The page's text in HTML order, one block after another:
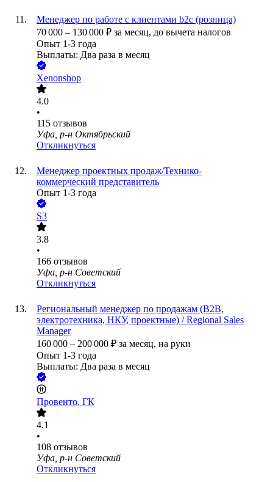
Менеджер по работе с клиентами b2c (розница)
70 000 – 130 000 ₽ за месяц, до вычета налогов
Опыт 1-3 года
Выплаты: Два раза в месяц
Xenonshop
4.0
•
115 отзывов
Уфа, р-н Октябрьский
Откликнуться
Менеджер проектных продаж/Технико-
коммерческий представитель
Опыт 1-3 года
S3
3.8
•
166 отзывов
Уфа, р-н Советский
Откликнуться
Региональный менеджер по продажам (B2B,
электротехника, НКУ, проектные) / Regional Sales
Manager
160 000 – 200 000 ₽ за месяц, на руки
Опыт 1-3 года
Выплаты: Два раза в месяц
Провенто, ГК
4.1
•
108 отзывов
Уфа, р-н Советский
Откликнуться